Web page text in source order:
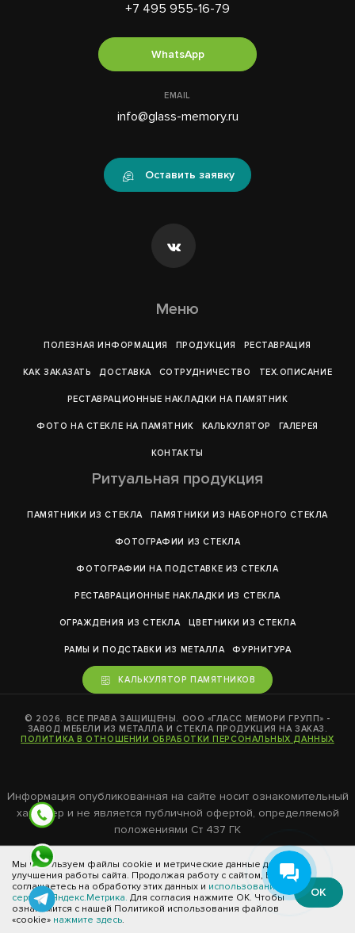
+7 495 955-16-79
WhatsApp
EMAIL
info@glass-memory.ru
Оставить заявку
Меню
ПОЛЕЗНАЯ ИНФОРМАЦИЯ ПРОДУКЦИЯ РЕСТАВРАЦИЯ
КАК ЗАКАЗАТЬ ДОСТАВКА СОТРУДНИЧЕСТВО ТЕХ.ОПИСАНИЕ
РЕСТАВРАЦИОННЫЕ НАКЛАДКИ НА ПАМЯТНИК
ФОТО НА СТЕКЛЕ НА ПАМЯТНИК КАЛЬКУЛЯТОР ГАЛЕРEЯ
КОНТАКТЫ
Ритуальная продукция
ПАМЯТНИКИ ИЗ СТЕКЛА ПАМЯТНИКИ ИЗ НАБОРНОГО СТЕКЛА
ФОТОГРАФИИ ИЗ СТЕКЛА
ФОТОГРАФИИ НА ПОДСТАВКЕ ИЗ СТЕКЛА
РЕСТАВРАЦИОННЫЕ НАКЛАДКИ ИЗ СТЕКЛА
ОГРАЖДЕНИЯ ИЗ СТЕКЛА ЦВЕТНИКИ ИЗ СТЕКЛА
РАМЫ И ПОДСТАВКИ ИЗ МЕТАЛЛА ФУРНИТУРА
КАЛЬКУЛЯТОР ПАМЯТНИКОВ
© 2026. ВСЕ ПРАВА ЗАЩИЩЕНЫ. ООО «ГЛАСС МЕМОРИ ГРУПП» -
ЗАВОД МЕБЕЛИ ИЗ МЕТАЛЛА И СТЕКЛА ПРОДУКЦИЯ НА ЗАКАЗ.
ПОЛИТИКА В ОТНОШЕНИИ ОБРАБОТКИ ПЕРСОНАЛЬНЫХ ДАННЫХ
Информация опубликованная на сайте носит ознакомительный
характер и не является публичной офертой, определяемой
положениями Ст 437 ГК
Мы используем файлы cookie и метрические данные для
улучшения работы сайта. Продолжая работу с сайтом, Вы
соглашаетесь на обработку этих данных и использование
сервиса Яндекс.Метрика. Для согласия нажмите ОК. Чтобы
ознакомится с нашей Политикой использования файлов
«cookie» нажмите здесь.
ОК